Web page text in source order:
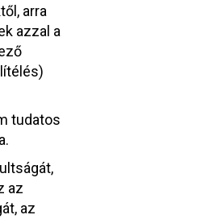
arra
azzal a
tudatos
az
az